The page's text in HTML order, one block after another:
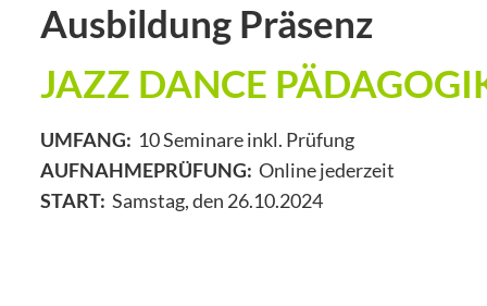
Ausbildung Präsenz
JAZZ DANCE
UMFANG: 10 Seminare inkl. Prüfung
AUFNAHMEPRÜFUNG: Online jederzeit
START: Samstag, den 26.10.2024